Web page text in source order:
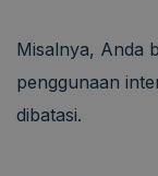
Misalnya, Anda
penggunaan
dibatasi.